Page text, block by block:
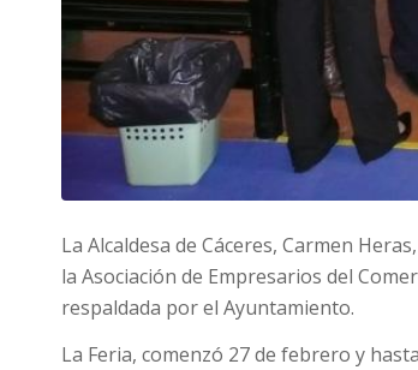
La Alcaldesa de Cáceres, Carmen
la Asociación de Empresarios del
respaldada por el Ayuntamiento.
La Feria, comenzó 27 de febrero y